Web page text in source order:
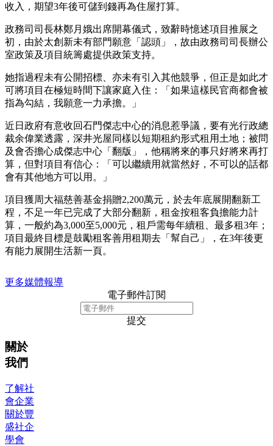
收入，期望3年後可儲到錢再為住屋打算。
政務司司長林鄭月娥出席開幕儀式，致辭時憶述項目推展之
初，由於太創新未有部門願意「認頭」，故由政務司司長辦公
室政策及項目統籌處提供政策支持。
她指過程未有公開招標、亦未有引入其他競爭，但正是如此才
可將項目在極短時間下讓家庭入住：「如果這樣民官商都會被
指為勾結，我願意一力承擔。」
近日政府有意收回石門傑志中心的消息惹爭議，要有光行政總
裁余偉業透露，深井光屋同樣以短期租約形式租用土地；被問
及會否擔心成傑志中心「翻版」，他稱將來的事只好將來再打
算，但對項目有信心：「可以繼續用就當然好，不可以的話都
會有其他地方可以用。」
項目獲周大福慈善基金捐贈2,200萬元，於去年底展開翻新工
程，不足一年已完成了大部分翻新，租金按租客負擔能力計
算，一般約為3,000至5,000元，租戶需每年續租、最多租3年；
項目最終目標是鼓勵租客善用租期去「幫自己」，在3年後更
有能力展開生活新一頁。
更多媒體報導
電子郵件訂閱
提交
關於
我們
了解社
會企業
關於豐
盛社企
學會